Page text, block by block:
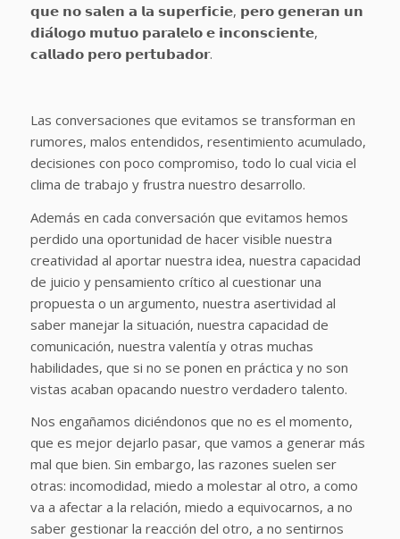
𝗾𝘂𝗲 𝗻𝗼 𝘀𝗮𝗹𝗲𝗻 𝗮 𝗹𝗮 𝘀𝘂𝗽𝗲𝗿𝗳𝗶𝗰𝗶𝗲, 𝗽𝗲𝗿𝗼 𝗴𝗲𝗻𝗲𝗿𝗮𝗻 𝘂𝗻
𝗱𝗶𝗮́𝗹𝗼𝗴𝗼 𝗺𝘂𝘁𝘂𝗼 𝗽𝗮𝗿𝗮𝗹𝗲𝗹𝗼 𝗲 𝗶𝗻𝗰𝗼𝗻𝘀𝗰𝗶𝗲𝗻𝘁𝗲,
𝗰𝗮𝗹𝗹𝗮𝗱𝗼 𝗽𝗲𝗿𝗼 𝗽𝗲𝗿𝘁𝘂𝗯𝗮𝗱𝗼𝗿.
Las conversaciones que evitamos se transforman en
rumores, malos entendidos, resentimiento acumulado,
decisiones con poco compromiso, todo lo cual vicia el
clima de trabajo y frustra nuestro desarrollo.
Además en cada conversación que evitamos hemos
perdido una oportunidad de hacer visible nuestra
creatividad al aportar nuestra idea, nuestra capacidad
de juicio y pensamiento crítico al cuestionar una
propuesta o un argumento, nuestra asertividad al
saber manejar la situación, nuestra capacidad de
comunicación, nuestra valentía y otras muchas
habilidades, que si no se ponen en práctica y no son
vistas acaban opacando nuestro verdadero talento.
Nos engañamos diciéndonos que no es el momento,
que es mejor dejarlo pasar, que vamos a generar más
mal que bien. Sin embargo, las razones suelen ser
otras: incomodidad, miedo a molestar al otro, a como
va a afectar a la relación, miedo a equivocarnos, a no
saber gestionar la reacción del otro, a no sentirnos